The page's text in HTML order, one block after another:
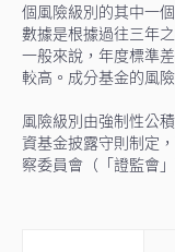
個⾵險級別的其中⼀
數據是根據過往三年
一般來說，年度標準
較高。成分基金的風
⾵險級別由強制性公
資基金披露守則制定
察委員會（「證監會